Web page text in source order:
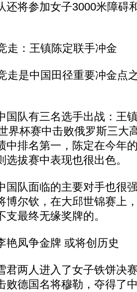
还将参加女子3000米障碍
：王镇陈定联手冲金
是中国田径重要冲金点
队有三名选手出战：王
界杯赛中击败俄罗斯三大
中排名第一，陈定在今年
拔赛中表现也很出色。
队面临的主要对手也很
博尔钦，在大邱世锦赛上
最终无缘奖牌的。
凤争金牌 或将创历史
两人进入了女子铁饼决
败德国名将穆勒，夺得了